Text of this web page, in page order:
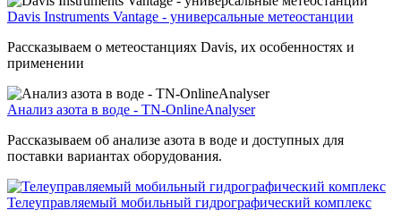
Davis Instruments Vantage - универсальные метеостанции
Рассказываем о метеостанциях Davis, их особенностях и
применении
Анализ азота в воде - TN-OnlineAnalyser
Рассказываем об анализе азота в воде и доступных для
поставки вариантах оборудования.
Телеуправляемый мобильный гидрографический комплекс